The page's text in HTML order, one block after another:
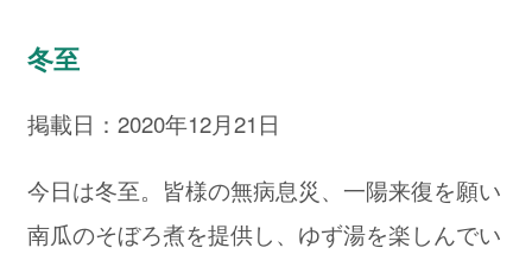
冬至
掲載日：2020年12月21日
今日は冬至。皆様の無病息災、一陽来復を願い
南瓜のそぼろ煮を提供し、ゆず湯を楽しんでい